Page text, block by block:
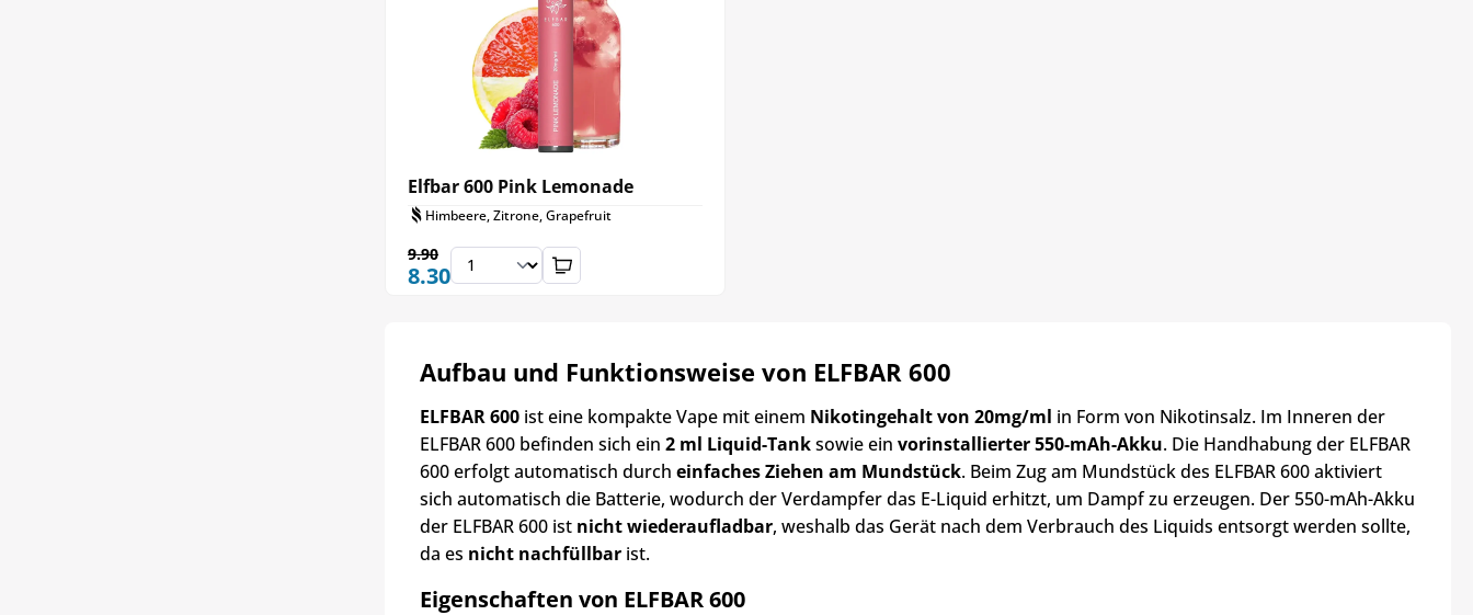
Elfbar 600 Pink Lemonade
Himbeere, Zitrone, Grapefruit
8.30
9.90
Aufbau und Funktionsweise von ELFBAR 600
ELFBAR 600 ist eine kompakte Vape mit einem Nikotingehalt von 20mg/ml in Form von Nikotinsalz. Im Inneren der
ELFBAR 600 befinden sich ein 2 ml Liquid-Tanksowie ein vorinstallierter 550-mAh-Akku. Die Handhabung der ELFBAR
600 erfolgt automatisch durch einfaches Ziehen am Mundstück. Beim Zug am Mundstück des ELFBAR 600 aktiviert
sich automatisch die Batterie, wodurch der Verdampfer das E-Liquid erhitzt, um Dampf zu erzeugen. Der 550-mAh-Akku
der ELFBAR 600 ist nicht wiederaufladbar, weshalb das Gerät nach dem Verbrauch des Liquids entsorgt werden sollte,
da es nicht nachfüllbar ist.
Eigenschaften von ELFBAR 600